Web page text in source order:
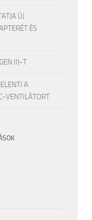
ÚJ
ÉS
II)-T
A
VENTILÁTORT